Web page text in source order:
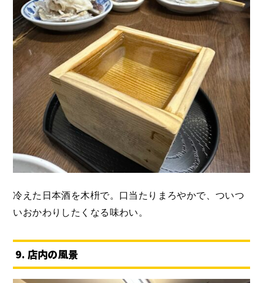
冷えた日本酒を木枡で。口当たりまろやかで、ついつ
いおかわりしたくなる味わい。
9. 店内の風景